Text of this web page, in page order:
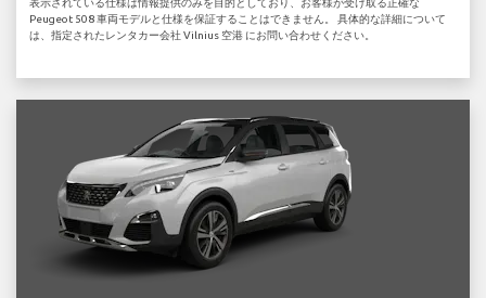
Peugeot 508 車両モデルと仕様を保証することはできません。 具体的な詳細について
は、指定されたレンタカー会社 Vilnius 空港 にお問い合わせください。